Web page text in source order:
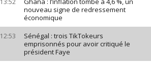
13:52
nouveau signe de redressement
économique
12:53
Sénégal : trois TikTokeurs
emprisonnés pour avoir critiqué le
président Faye